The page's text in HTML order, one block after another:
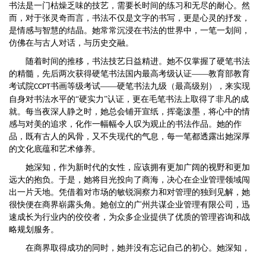
书法是一门枯燥乏味的技艺，需要长时间的练习和无尽的耐心。然
而，对于张灵奇而言，书法不仅是文字的书写，更是心灵的抒发，
是情感与智慧的结晶。她常常沉浸在书法的世界中，一笔一划间，
仿佛在与古人对话，与历史交融。
随着时间的推移，书法技艺日益精进。她不仅掌握了硬笔书法
的精髓，先后两次获得硬笔书法国内最高考级认证——教育部教育
考试院CCPT书画等级考试——硬笔书法九级（最高级别），来实现
自身对书法水平的“硬实力”认证，更在毛笔书法上取得了非凡的成
就。每当夜深人静之时，她总会铺开宣纸，挥毫泼墨，将心中的情
感与对美的追求，化作一幅幅令人叹为观止的书法作品。她的作
品，既有古人的风骨，又不失现代的气息，每一笔都透露出她深厚
的文化底蕴和艺术修养。
她深知，作为新时代的女性，应该拥有更加广阔的视野和更加
远大的抱负。于是，她将目光投向了商海，决心在企业管理领域闯
出一片天地。凭借着对市场的敏锐洞察力和对管理的独到见解，她
很快便在商界崭露头角。她创立的广州共谋企业管理有限公司，迅
速成长为行业内的佼佼者，为众多企业提供了优质的管理咨询和战
略规划服务。
在商界取得成功的同时，她并没有忘记自己的初心。她深知，